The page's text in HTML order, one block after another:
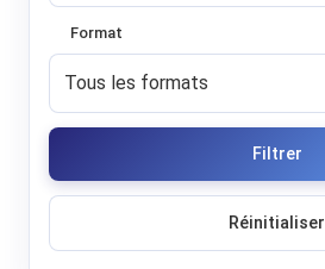
Format
Filtrer
Réinitialiser